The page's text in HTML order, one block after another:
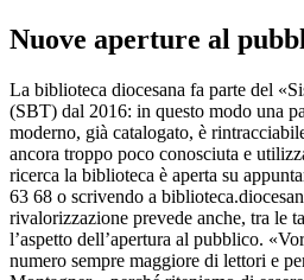
Nuove aperture al
La biblioteca diocesana fa parte del
(SBT) dal 2016: in questo modo una
moderno, già catalogato, è
ancora troppo poco conosciuta e
ricerca la biblioteca è aperta su
63 68 o scrivendo a
rivalorizzazione prevede anche, tra le
l’aspetto dell’apertura al pubblico.
numero sempre maggiore di lettori e